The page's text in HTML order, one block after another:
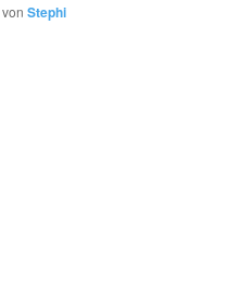
vonStephi